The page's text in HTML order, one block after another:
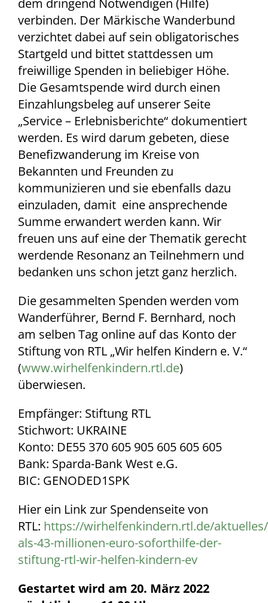
verbinden. Der Märkische Wanderbund
verzichtet dabei auf sein obligatorisches
Startgeld und bittet stattdessen um
freiwillige Spenden in beliebiger Höhe.
Die Gesamtspende wird durch einen
Einzahlungsbeleg auf unserer Seite
„Service – Erlebnisberichte“ dokumentiert
werden. Es wird darum gebeten, diese
Benefizwanderung im Kreise von
Bekannten und Freunden zu
kommunizieren und sie ebenfalls dazu
einzuladen, damit eine ansprechende
Summe erwandert werden kann. Wir
freuen uns auf eine der Thematik gerecht
werdende Resonanz an Teilnehmern und
bedanken uns schon jetzt ganz herzlich.
Die gesammelten Spenden werden vom
Wanderführer, Bernd F. Bernhard, noch
am selben Tag online auf das Konto der
Stiftung von RTL „Wir helfen Kindern e. V.“
(www.wirhelfenkindern.rtl.de)
überwiesen.
Empfänger: Stiftung RTL
Stichwort: UKRAINE
Konto: DE55 370 605 905 605 605 605
Bank: Sparda-Bank West e.G.
BIC: GENODED1SPK
Hier ein Link zur Spendenseite von
RTL: https://wirhelfenkindern.rtl.de/
als-43-millionen-euro-soforthilfe-der-
stiftung-rtl-wir-helfen-kindern-ev
Gestartet wird am 20. März 2022